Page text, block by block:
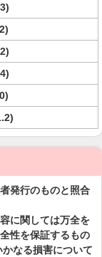
発行のものと照合
に関しては万全を
性を保証するもの
なる損害について